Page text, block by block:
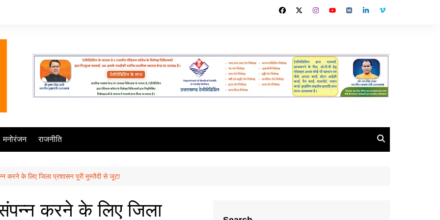
मनोरंजन राजनीति
करने के लिए जिला प्रशासन पूरी मुस्तैदी से जूटा
करने के लिए जिला